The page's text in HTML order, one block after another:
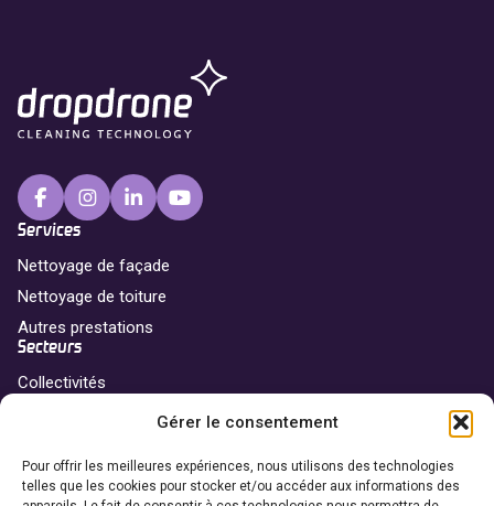
Gérer le consentement
Pour offrir les meilleures expériences, nous utilisons des technologies
telles que les cookies pour stocker et/ou accéder aux informations des
Services
Nettoyage de façade
Nettoyage de toiture
Autres prestations
Secteurs
Collectivités
Franchise
Nos agences